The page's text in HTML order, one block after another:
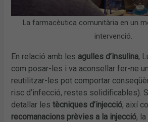
La farmacèutica comunitària en un
intervenció.
En relació amb les agulles d’insulina,
com posar-les i va aconsellar fer-ne
reutilitzar-les pot comportar
risc d’infecció, restes solidificables).
detallar lestècniques d’injecció, així
recomanacions prèvies a la injecció, la